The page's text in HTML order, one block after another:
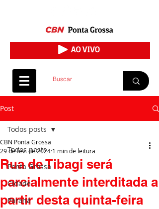
Post
Todos posts
Ponta Grossa
Cidade
Paraná
Todos posts
Rua de Tibagi será
parcialmente interditada a
partir desta quinta-feira
CBN Ponta Grossa
29 de fev. de 2024 1 min de leitura